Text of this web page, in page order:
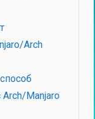
Arch
Manjaro